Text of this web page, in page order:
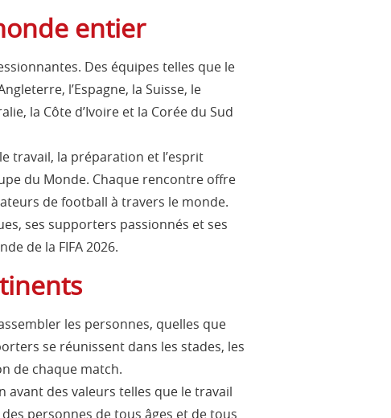
entier
Des équipes telles que le
l’Espagne, la Suisse, le
la Côte d’Ivoire et la Corée du Sud
travail, la préparation et l’esprit
du Monde. Chaque rencontre offre
de football à travers le monde.
ses supporters passionnés et ses
de la FIFA 2026.
les personnes, quelles que
se réunissent dans les stades, les
de chaque match.
des valeurs telles que le travail
personnes de tous âges et de tous